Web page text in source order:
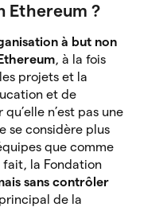
Ethereum ?
à but non
, à la fois
projets et la
et de
n’est pas une
se considère plus
que comme
la Fondation
sans contrôler
de la